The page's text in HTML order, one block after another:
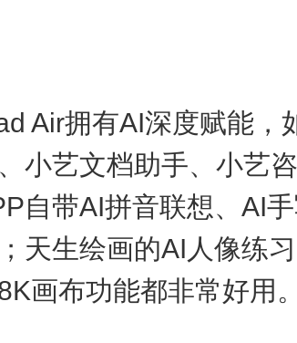
拥有AI深度赋能，
小艺文档助手、小艺
自带AI拼音联想、AI
天生绘画的AI人像练
画布功能都非常好用。